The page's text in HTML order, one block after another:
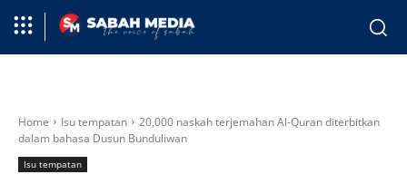
Home Isu tempatan
20,000 naskah terjemahan Al-Quran diterbitkan
dalam bahasa Dusun Bunduliwan
Isu tempatan